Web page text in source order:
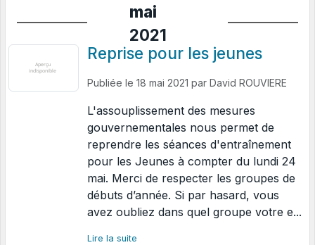
mai
2021
Reprise pour les jeunes
Publiée le 18 mai 2021 par David ROUVIERE
L'assouplissement des mesures
gouvernementales nous permet de
reprendre les séances d'entraînement
pour les Jeunes à compter du lundi 24
mai. Merci de respecter les groupes de
débuts d’année. Si par hasard, vous
avez oubliez dans quel groupe votre e...
Lire la suite